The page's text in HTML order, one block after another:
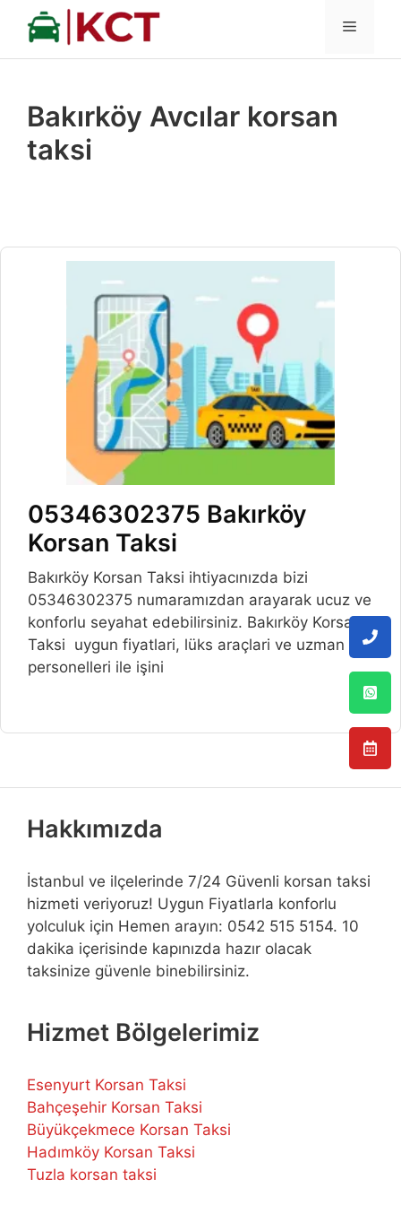
İçeriğe
MENÜ
Bakırköy Avcılar korsan
taksi
05346302375 Bakırköy
Korsan Taksi
Bakırköy Korsan Taksi ihtiyacınızda bizi
05346302375 numaramızdan arayarak ucuz ve
konforlu seyahat edebilirsiniz. Bakırköy Korsan
Taksi uygun fiyatlari, lüks araçlari ve uzman
personelleri ile işini
Hakkımızda
İstanbul ve ilçelerinde 7/24 Güvenli korsan taksi
hizmeti veriyoruz! Uygun Fiyatlarla konforlu
yolculuk için Hemen arayın: 0542 515 5154. 10
dakika içerisinde kapınızda hazır olacak
taksinize güvenle binebilirsiniz.
Hizmet Bölgelerimiz
Esenyurt Korsan Taksi
Bahçeşehir Korsan Taksi
Büyükçekmece Korsan Taksi
Hadımköy Korsan Taksi
Tuzla korsan taksi